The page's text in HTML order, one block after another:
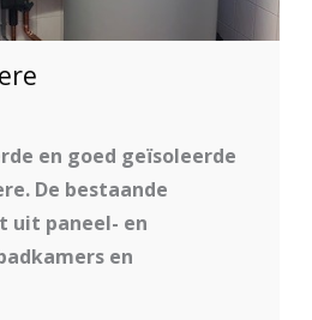
en goed geïsoleerde
De bestaande
uit paneel- en
en